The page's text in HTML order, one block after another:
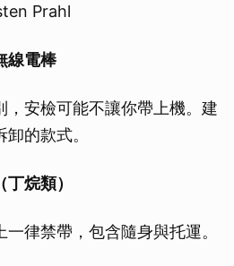
Prahl
線電棒
，安檢可能不讓你帶上機。建
的款式。
烷類）
律禁帶，包含隨身與托運。